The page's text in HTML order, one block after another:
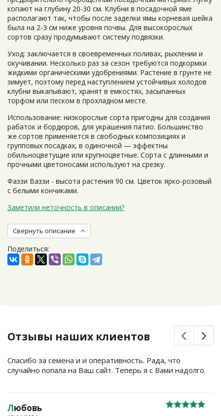
копают на глубину 20-30 см. Клубни в посадочной яме
располагают так, чтобы после заделки ямы корневая шейка
была на 2-3 см ниже уровня почвы. Для высокорослых
сортов сразу продумывают систему подвязки.
Уход: заключается в своевременных поливах, рыхлении и
окучивании. Несколько раз за сезон требуются подкормки
жидкими органическими удобрениями. Растение в грунте не
зимует, поэтому перед наступлением устойчивых холодов
клубни выкапывают, хранят в емкостях, засыпанных
торфом или песком в прохладном месте.
Использование: низкорослые сорта пригодны для создания
рабаток и бордюров, для украшения патио. Большинство
же сортов применяется в свободных композициях и
групповых посадках, в одиночной — эффектны
обильноцветущие или крупноцветные. Сорта с длинными и
прочными цветоносами используют на срезку.
Фаззи Ваззи - высота растения 90 см. Цветок ярко-розовый
с белыми кончиками.
Заметили неточность в описании?
Свернуть описание
Поделиться:
Отзывы наших клиентов
Спасибо за семена и и оперативность. Рада, что
случайно попала на Ваш сайт. Теперь я с Вами надолго.
Любовь